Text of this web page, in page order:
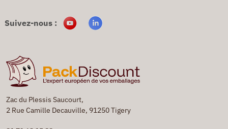
Zac du Plessis Saucourt,
2 Rue Camille Decauville, 91250 Tigery
Suivez-nous :